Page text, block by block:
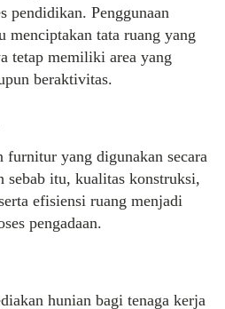
pendidikan. Penggunaan
menciptakan tata ruang yang
tetap memiliki area yang
beraktivitas.
furnitur yang digunakan secara
sebab itu, kualitas konstruksi,
efisiensi ruang menjadi
pengadaan.
hunian bagi tenaga kerja